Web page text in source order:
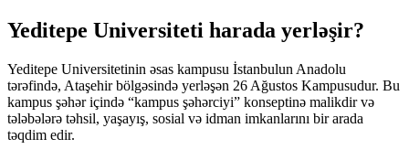
Yeditepe Universiteti harada yerləşir?
Yeditepe Universitetinin əsas kampusu İstanbulun Anadolu
tərəfində, Ataşehir bölgəsində yerləşən 26 Ağustos Kampusudur. Bu
kampus şəhər içində “kampus şəhərciyi” konseptinə malikdir və
tələbələrə təhsil, yaşayış, sosial və idman imkanlarını bir arada
təqdim edir.